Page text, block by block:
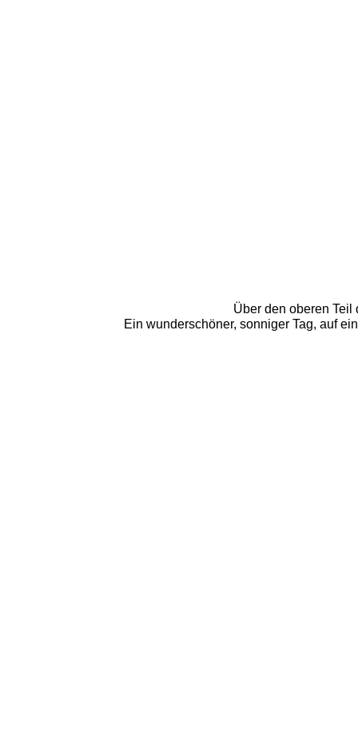
Über den oberen
Ein wunderschöner, sonniger Tag, auf